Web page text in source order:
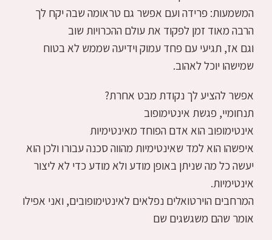
המשמעות: פרידה ועם אפשר גם טראומה שבה יקח לך
הרבה מאוד זמן לפקוד את עולם ההכרויות שוב
וגם אז, תגיעי עם פחד עמוק וידיעה שממש לא בטוח
שמישהו יוכל לאהוב.
אפשר להציע לך נקודת מבט אחרת?
תנחומיי, פגשת אינטימופוב
אינטימופוב הוא אדם הפוחד מאינטימיות
איפשהו הוא למד שאינטימיות מהווה סכנה עבורו ולכן הוא
יעשה כל מה שניתן באופן מודע ולא מודע כדי לא ליצור
אינטימיות.
המרחבים הוירטואלים נפלאים לאינטימופובים, ואני אפילו
אומר שהם משגשגים שם